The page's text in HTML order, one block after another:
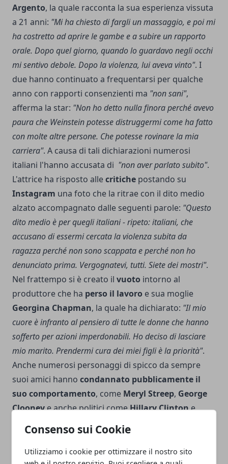
Consenso sui Cookie
Utilizziamo i cookie per ottimizzare il nostro sito
Argento, la quale racconta la sua esperienza vissuta
a 21 anni: "Mi ha chiesto di fargli un massaggio, e poi mi
ha costretto ad aprire le gambe e a subire un rapporto
orale. Dopo quel giorno, quando lo guardavo negli occhi
mi sentivo debole. Dopo la violenza, lui aveva vinto". I
due hanno continuato a frequentarsi per qualche
anno con rapporti consenzienti ma "non sani",
afferma la star: "Non ho detto nulla finora perché avevo
paura che Weinstein potesse distruggermi come ha fatto
con molte altre persone. Che potesse rovinare la mia
carriera". A causa di tali dichiarazioni numerosi
italiani l'hanno accusata di "non aver parlato subito".
L'attrice ha risposto allecritiche postando su
Instagram una foto che la ritrae con il dito medio
alzato accompagnato dalle seguenti parole: "Questo
dito medio è per quegli italiani - ripeto: italiani, che
accusano di essermi cercata la violenza subita da
ragazza perché non sono scappata e perché non ho
denunciato prima. Vergognatevi, tutti. Siete dei mostri".
Nel frattempo si è creato il vuoto intorno al
produttore che ha perso il lavoro e sua moglie
Georgina Chapman, la quale ha dichiarato: "Il mio
cuore è infranto al pensiero di tutte le donne che hanno
sofferto per azioni imperdonabili. Ho deciso di lasciare
mio marito. Prendermi cura dei miei figli è la priorità".
Anche numerosi personaggi di spicco da sempre
suoi amici hanno condannato pubblicamente il
suo comportamento, come Meryl Streep, George
Clooneye anche politici comeHillary Clintone
pubblicamente scusa in un'email:
di amministrazione dell’azienda vuole licenziarmi. Questo